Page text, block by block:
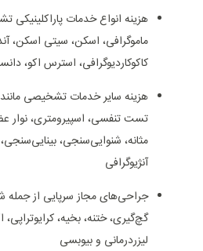
هزینه انواع خدمات پاراکلینیکی
ماموگرافی، اسکن، سیتی اسکن،
کاکوکاردیوگرافی، استرس اکو،
هزینه سایر خدمات تشخیصی
تست تنفسی، اسپیرومتری، نوار
مثانه، شنوایی‌سنجی،
آنژیوگرافی
جراحی‌های مجاز سرپایی از جمله
گچ‌گیری، ختنه، بخیه،
لیزردرمانی و بیوبسی